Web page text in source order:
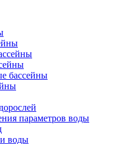
бассейны
параметров воды
воды